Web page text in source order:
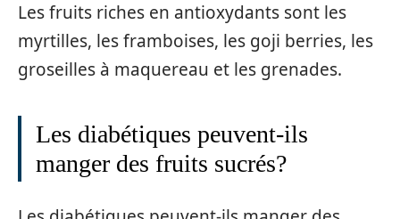
Les fruits riches en antioxydants sont les
myrtilles, les framboises, les goji berries, les
groseilles à maquereau et les grenades.
Les diabétiques peuvent-ils
manger des fruits sucrés?